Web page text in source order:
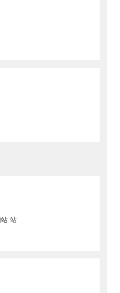
站